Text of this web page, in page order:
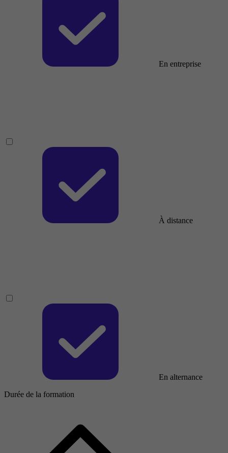
En entreprise
À distance
En alternance
Durée de la formation